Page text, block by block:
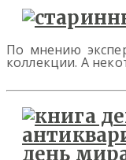
По мнению
коллекции. А